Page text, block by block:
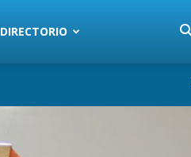
DIRECTORIO